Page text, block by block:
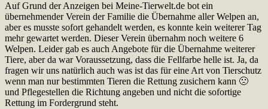
Auf Grund der Anzeigen bei Meine-Tierwelt.de bot ein
übernehmender Verein der Familie die Übernahme aller Welpen an,
aber es musste sofort gehandelt werden, es konnte kein weiterer Tag
mehr gewartet werden. Dieser Verein übernahm noch weitere 6
Welpen. Leider gab es auch Angebote für die Übernahme weiterer
Tiere, aber da war Voraussetzung, dass die Fellfarbe helle ist. Ja, da
fragen wir uns natürlich auch was ist das für eine Art von Tierschutz
wenn man nur bestimmten Tieren die Rettung zusichern kann 🙁
und Pflegestellen die Richtung angeben und nicht die sofortige
Rettung im Fordergrund steht.